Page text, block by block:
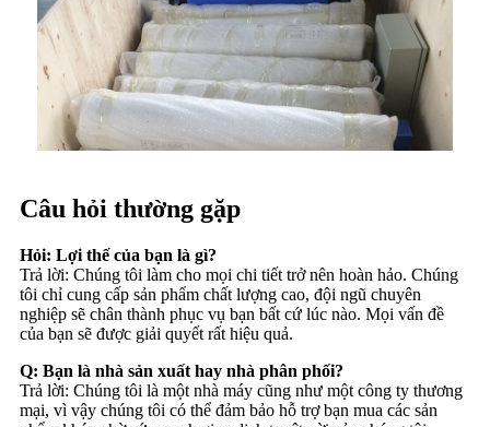
Câu hỏi thường gặp
Hỏi: Lợi thế của bạn là gì?
Trả lời: Chúng tôi làm cho mọi chi tiết trở nên hoàn hảo. Chúng
tôi chỉ cung cấp sản phẩm chất lượng cao, đội ngũ chuyên
nghiệp sẽ chân thành phục vụ bạn bất cứ lúc nào. Mọi vấn đề
của bạn sẽ được giải quyết rất hiệu quả.
Q: Bạn là nhà sản xuất hay nhà phân phối?
Trả lời: Chúng tôi là một nhà máy cũng như một công ty thương
mại, vì vậy chúng tôi có thể đảm bảo hỗ trợ bạn mua các sản